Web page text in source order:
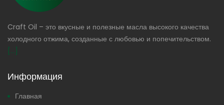
Craft Oil – это вкусные и полезные масла высокого качества
холодного отжима, созданные с любовью и попечительством.
[...]
Информация
Главная